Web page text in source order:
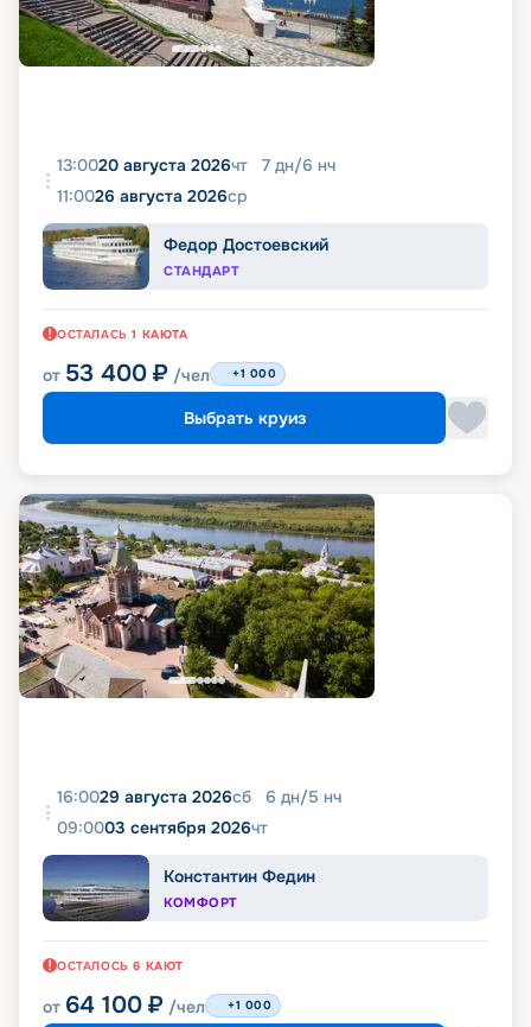
13:0020 августа 2026чт 7 дн/6 нч
11:0026 августа 2026ср
Федор Достоевский
СТАНДАРТ
ОСТАЛАСЬ 1 КАЮТА
от 53 400 ₽ /чел +1 000
Выбрать круиз
16:0029 августа 2026сб 6 дн/5 нч
09:0003 сентября 2026чт
Константин Федин
КОМФОРТ
ОСТАЛОСЬ 6 КАЮТ
от 64 100 ₽ /чел +1 000